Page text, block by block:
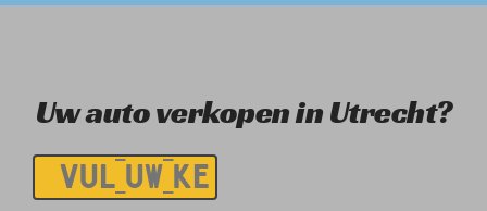
Uw auto verkopen in Utrecht?
Kenteken